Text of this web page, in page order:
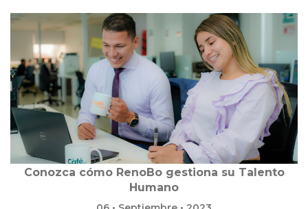
Conozca cómo RenoBo gestiona su Talento
Humano